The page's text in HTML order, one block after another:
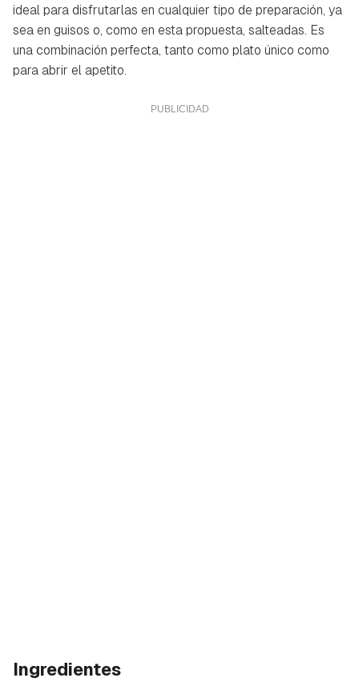
ideal para disfrutarlas en cualquier tipo de preparación, ya
sea en guisos o, como en esta propuesta, salteadas. Es
una combinación perfecta, tanto como plato único como
para abrir el apetito.
Ingredientes